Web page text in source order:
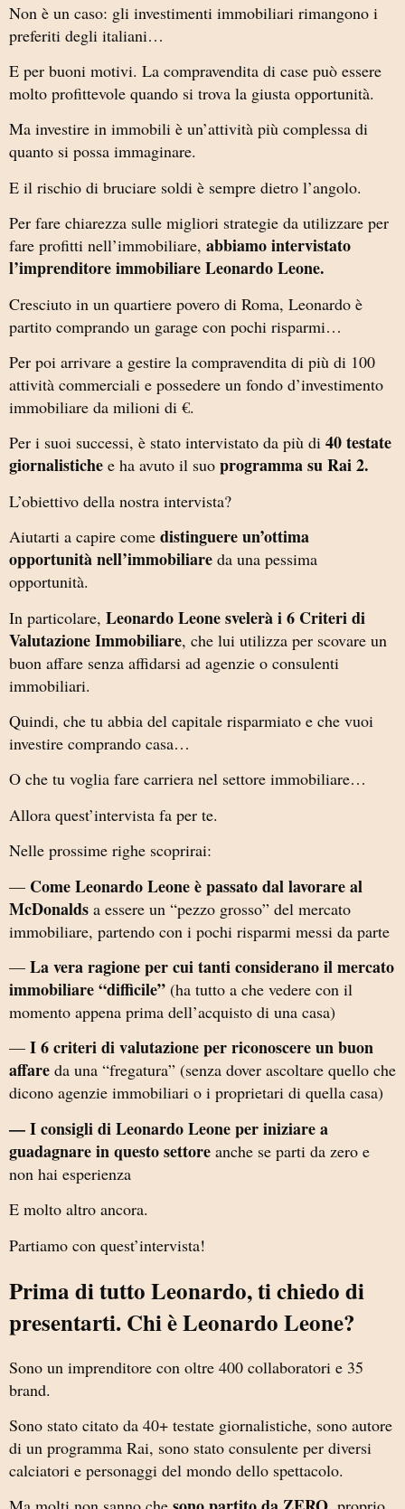
Non è un caso: gli investimenti immobiliari rimangono i
preferiti degli italiani…
E per buoni motivi. La compravendita di case può essere
molto profittevole quando si trova la giusta opportunità.
Ma investire in immobili è un’attività più complessa di
quanto si possa immaginare.
E il rischio di bruciare soldi è sempre dietro l’angolo.
Per fare chiarezza sulle migliori strategie da utilizzare per
fare profitti nell’immobiliare, abbiamo intervistato
l’imprenditore immobiliare Leonardo Leone.
Cresciuto in un quartiere povero di Roma, Leonardo è
partito comprando un garage con pochi risparmi…
Per poi arrivare a gestire la compravendita di più di 100
attività commerciali e possedere un fondo d’investimento
immobiliare da milioni di €.
Per i suoi successi, è stato intervistato da più di 40 testate
giornalistiche e ha avuto il suo programma su Rai 2.
L’obiettivo della nostra intervista?
Aiutarti a capire come distinguere un’ottima
opportunità nell’immobiliare da una pessima
opportunità.
In particolare, Leonardo Leone svelerà i 6 Criteri di
Valutazione Immobiliare, che lui utilizza per scovare un
buon affare senza affidarsi ad agenzie o consulenti
immobiliari.
Quindi, che tu abbia del capitale risparmiato e che vuoi
investire comprando casa…
O che tu voglia fare carriera nel settore immobiliare…
Allora quest’intervista fa per te.
Nelle prossime righe scoprirai:
— Come Leonardo Leone è passato dal lavorare al
McDonalds a essere un “pezzo grosso” del mercato
immobiliare, partendo con i pochi risparmi messi da parte
— La vera ragione per cui tanti considerano il mercato
immobiliare “difficile” (ha tutto a che vedere con il
momento appena prima dell’acquisto di una casa)
— I 6 criteri di valutazione per riconoscere un buon
affare da una “fregatura” (senza dover ascoltare quello che
dicono agenzie immobiliari o i proprietari di quella casa)
— I consigli di Leonardo Leone per iniziare a
guadagnare in questo settore anche se parti da zero e
non hai esperienza
E molto altro ancora.
Partiamo con quest’intervista!
Prima di tutto Leonardo, ti chiedo di
presentarti. Chi è Leonardo Leone?
Sono un imprenditore con oltre 400 collaboratori e 35
brand.
Sono stato citato da 40+ testate giornalistiche, sono autore
di un programma Rai, sono stato consulente per diversi
calciatori e personaggi del mondo dello spettacolo.